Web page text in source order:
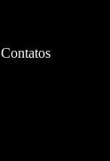
Contatos